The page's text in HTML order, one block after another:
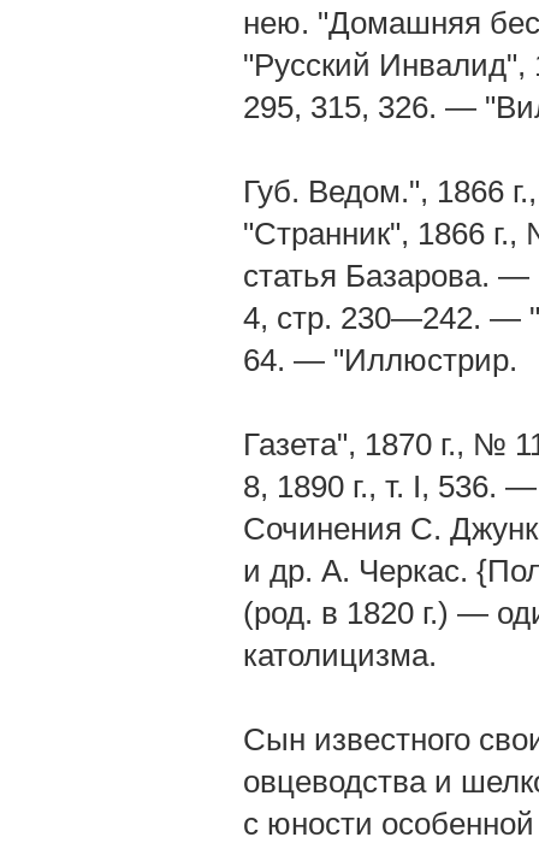
нею. "Домашняя
"Русский
295, 315, 326. —
Губ. Ведом.", 1866
"Странник", 1866
статья Базарова.
4, стр. 230—242. —
64. — "Иллюстрир.
Газета", 1870 г., №
8, 1890 г., т. І, 536.
Сочинения С.
и др. А. Черкас.
(род. в 1820 г.) —
католицизма.
Сын известного
овцеводства и
с юности